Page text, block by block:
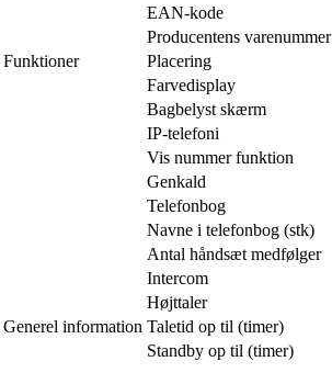
EAN-kode
Producentens varenummer
Funktioner
Placering
Farvedisplay
Bagbelyst skærm
IP-telefoni
Vis nummer funktion
Genkald
Telefonbog
Navne i telefonbog (stk)
Antal håndsæt medfølger
Intercom
Højttaler
Generel information Taletid op til (timer)
Standby op til (timer)